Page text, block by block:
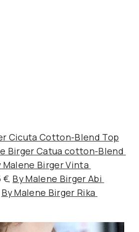
Cicuta Cotton-Blend Top
Birger Catua cotton-Blend
Malene Birger Vinta
€, By Malene Birger Abi
By Malene Birger Rika